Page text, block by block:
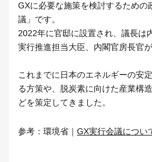
GXに必要な施策を検討するための
議」です。
2022年に官邸に設置され、議長は
実行推進担当大臣、内閣官房長官
これまでに日本のエネルギーの安
る方策や、脱炭素に向けた産業構
どを策定してきました。
参考：環境省｜ GX実行会議につい